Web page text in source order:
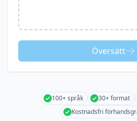
Översätt
100+ språk 30+ format
Kostnadsfri